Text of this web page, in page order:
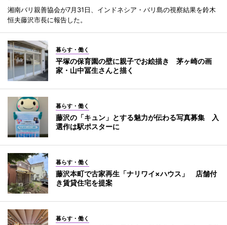
湘南バリ親善協会が7月31日、インドネシア・バリ島の視察結果を鈴木
恒夫藤沢市長に報告した。
暮らす・働く
平塚の保育園の壁に親子でお絵描き 茅ヶ崎の画
家・山中冨生さんと描く
暮らす・働く
藤沢の「キュン」とする魅力が伝わる写真募集 入
選作は駅ポスターに
暮らす・働く
藤沢本町で古家再生「ナリワイ×ハウス」 店舗付
き賃貸住宅を提案
暮らす・働く